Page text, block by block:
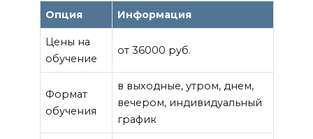
Опция Информация
Цены на
обучение
от 36000 руб.
Формат
обучения
в выходные, утром, днем,
вечером, индивидуальный
график